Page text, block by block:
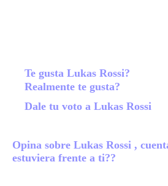
Te gusta Lukas Rossi?
Realmente te gusta?
Dale tu voto a Lukas Rossi
Opina sobre Lukas Rossi ,
estuviera frente a ti??